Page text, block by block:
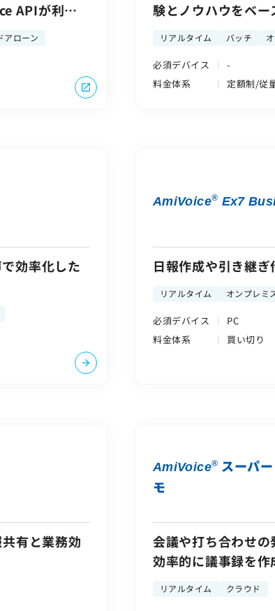
APIが利用
アローン
験とノウハウをベ
リアルタイム バッチ
必須デバイス
-
料金体系
定額制/従
効率化した
AmiVoice® Ex7
日報作成や引き継ぎ
リアルタイム オンプレミ
必須デバイス
PC
料金体系
買い切り
有と業務効
AmiVoice® スーパ
モ
会議や打ち合わせの
効率的に議事録を作
リアルタイム クラウド